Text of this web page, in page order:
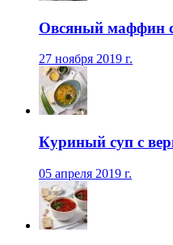
Овсяный маффин
27 ноября 2019 г.
Куриный суп с
05 апреля 2019 г.